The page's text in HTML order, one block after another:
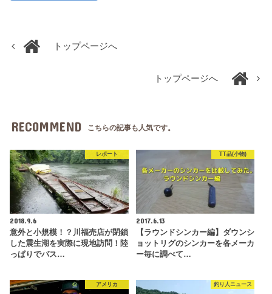
トップページへ
トップページへ
RECOMMEND こちらの記事も人気です。
レポート
2018.9.6
意外と小規模！？川福売店が閉鎖
した震生湖を実際に現地訪問！陸
っぱりでバス…
TT品(小物)
2017.6.13
【ラウンドシンカー編】ダウンシ
ョットリグのシンカーを各メーカ
ー毎に調べて…
アメリカ 釣り人ニュース